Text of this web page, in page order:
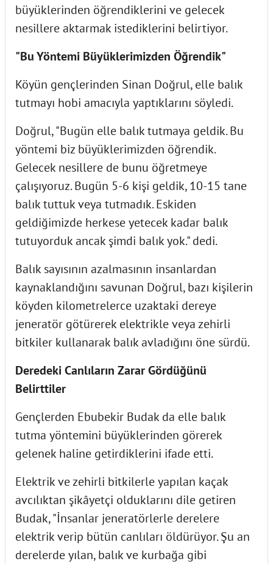
büyüklerinden öğrendiklerini ve gelecek
nesillere aktarmak istediklerini belirtiyor.
"Bu Yöntemi Büyüklerimizden Öğrendik"
Köyün gençlerinden Sinan Doğrul, elle balık
tutmayı hobi amacıyla yaptıklarını söyledi.
Doğrul, "Bugün elle balık tutmaya geldik. Bu
yöntemi biz büyüklerimizden öğrendik.
Gelecek nesillere de bunu öğretmeye
çalışıyoruz. Bugün 5-6 kişi geldik, 10-15 tane
balık tuttuk veya tutmadık. Eskiden
geldiğimizde herkese yetecek kadar balık
tutuyorduk ancak şimdi balık yok." dedi.
Balık sayısının azalmasının insanlardan
kaynaklandığını savunan Doğrul, bazı kişilerin
köyden kilometrelerce uzaktaki dereye
jeneratör götürerek elektrikle veya zehirli
bitkiler kullanarak balık avladığını öne sürdü.
Deredeki Canlıların Zarar Gördüğünü
Belirttiler
Gençlerden Ebubekir Budak da elle balık
tutma yöntemini büyüklerinden görerek
gelenek haline getirdiklerini ifade etti.
Elektrik ve zehirli bitkilerle yapılan kaçak
avcılıktan şikâyetçi olduklarını dile getiren
Budak, "İnsanlar jeneratörlerle derelere
elektrik verip bütün canlıları öldürüyor. Şu an
derelerde yılan, balık ve kurbağa gibi